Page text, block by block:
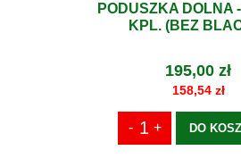
PODUSZKA DOLNA
KPL. (BEZ
195,00 zł
158,54 zł
DO